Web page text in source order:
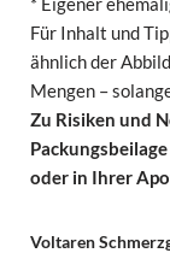
Für Inhalt und
ähnlich der
Mengen –
Zu Risiken und
oder in Ihrer
Voltaren